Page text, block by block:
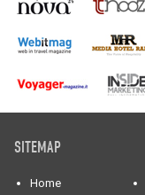
SITEMAP
Home